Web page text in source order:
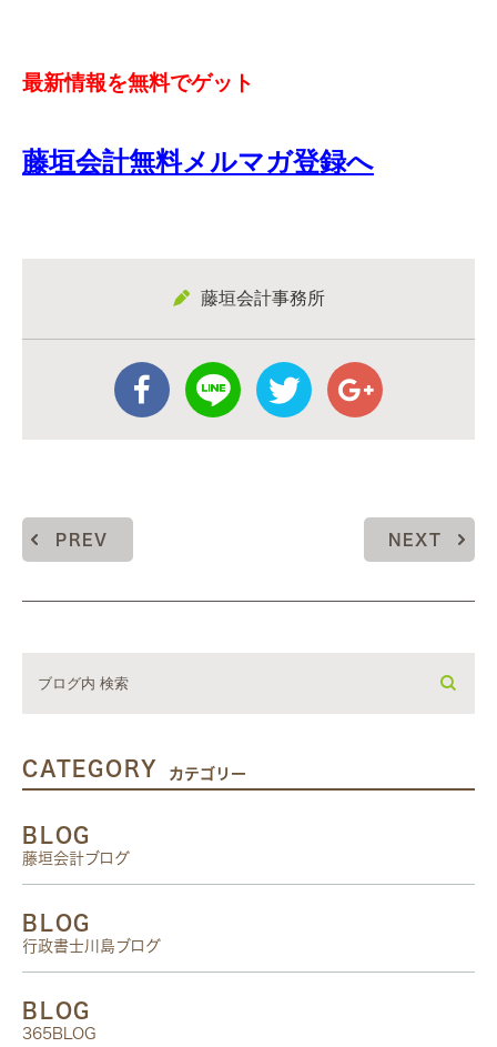
最新情報を無料でゲット
藤垣会計無料メルマガ登録へ
藤垣会計事務所
PREV NEXT
CATEGORY カテゴリー
BLOG
藤垣会計ブログ
BLOG
行政書士川島ブログ
BLOG
365BLOG